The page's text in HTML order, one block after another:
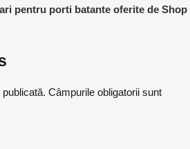
pentru porti batante oferite de Shop
Câmpurile obligatorii sunt